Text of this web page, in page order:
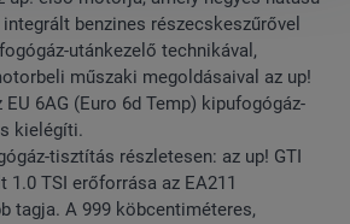
benzines részecskeszűrővel
utánkezelő technikával,
műszaki megoldásaival az up!
EU 6AG (Euro 6d Temp) kipufogógáz-
kielégíti.
tisztítás részletesen: az up! GTI
TSI erőforrása az EA211
tagja. A 999 köbcentiméteres,